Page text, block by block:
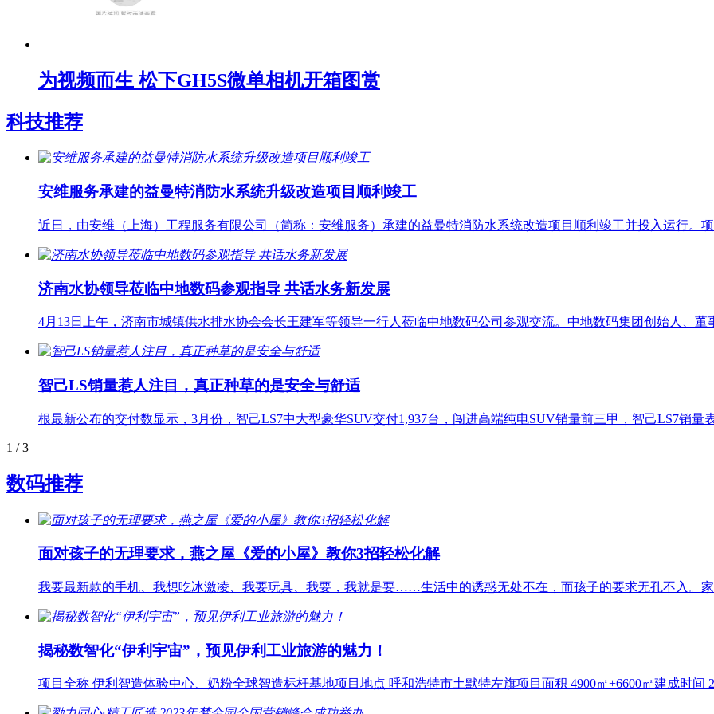
为视频而生 松下GH5S微单相机开箱图赏
科技推荐
安维服务承建的益曼特消防水系统升级改造项目顺利竣工
近日，由安维（上海）工程服务有限公司（简称：安维服务）承建的益曼特消防水系统改造项目顺利竣工并投入运行。
济南水协领导莅临中地数码参观指导 共话水务新发展
4月13日上午，济南市城镇供水排水协会会长王建军等领导一行人莅临中地数码公司参观交流。中地数码集团创始人、董
智己LS销量惹人注目，真正种草的是安全与舒适
根最新公布的交付数显示，3月份，智己LS7中大型豪华SUV交付1,937台，闯进高端纯电SUV销量前三甲，智己LS7销量
1 / 3
数码推荐
面对孩子的无理要求，燕之屋《爱的小屋》教你3招轻松化解
我要最新款的手机、我想吃冰激凌、我要玩具、我要，我就是要……生活中的诱惑无处不在，而孩子的要求无孔不入。
揭秘数智化“伊利宇宙”，预见伊利工业旅游的魅力！
项目全称 伊利智造体验中心、奶粉全球智造标杆基地项目地点 呼和浩特市土默特左旗项目面积 4900㎡+6600㎡建成时间